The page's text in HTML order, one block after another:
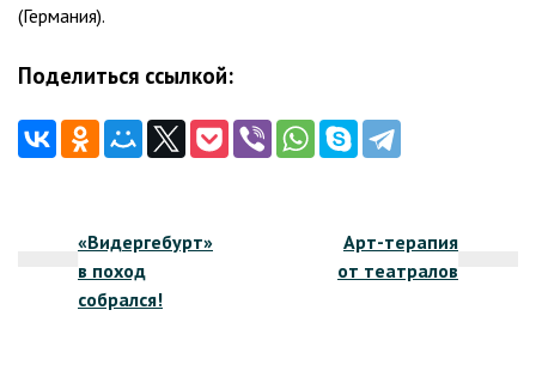
(Германия).
Поделиться ссылкой:
записям
«Видергебурт»
в поход
собрался!
Арт-терапия
от театралов